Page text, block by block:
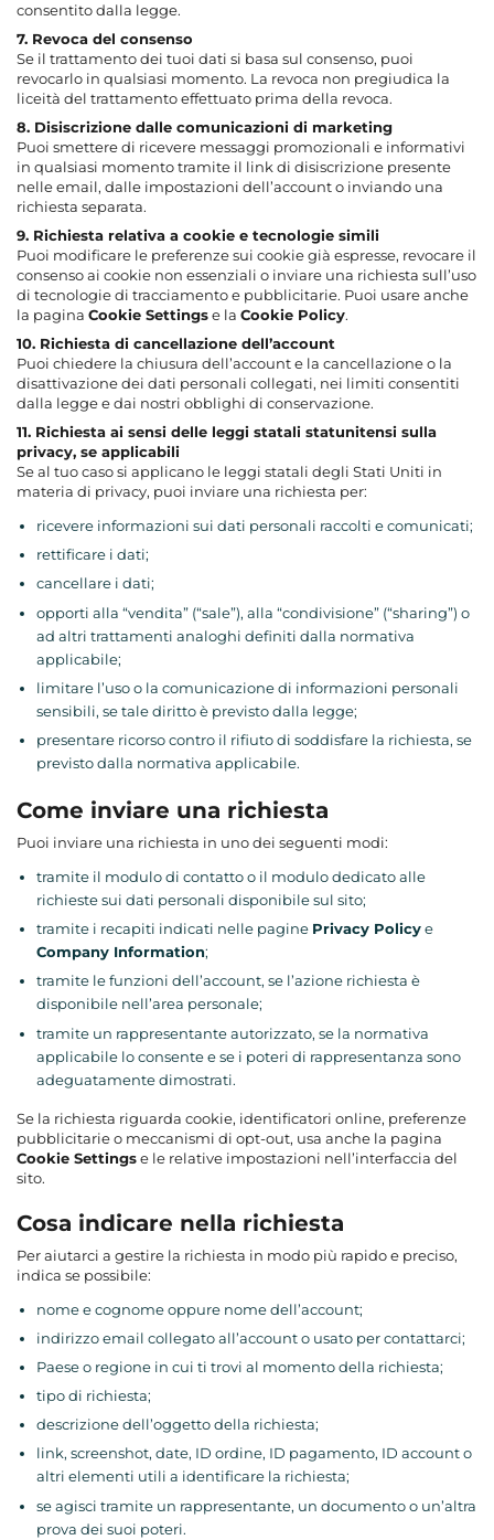
consentito dalla legge.
7. Revoca del consenso
Se il trattamento dei tuoi dati si basa sul consenso, puoi
revocarlo in qualsiasi momento. La revoca non pregiudica la
liceità del trattamento effettuato prima della revoca.
8. Disiscrizione dalle comunicazioni di marketing
Puoi smettere di ricevere messaggi promozionali e informativi
in qualsiasi momento tramite il link di disiscrizione presente
nelle email, dalle impostazioni dell’account o inviando una
richiesta separata.
9. Richiesta relativa a cookie e tecnologie simili
Puoi modificare le preferenze sui cookie già espresse, revocare il
consenso ai cookie non essenziali o inviare una richiesta sull’uso
di tecnologie di tracciamento e pubblicitarie. Puoi usare anche
la pagina Cookie Settingse la Cookie Policy.
10. Richiesta di cancellazione dell’account
Puoi chiedere la chiusura dell’account e la cancellazione o la
disattivazione dei dati personali collegati, nei limiti consentiti
dalla legge e dai nostri obblighi di conservazione.
11. Richiesta ai sensi delle leggi statali statunitensi sulla
privacy, se applicabili
Se al tuo caso si applicano le leggi statali degli Stati Uniti in
materia di privacy, puoi inviare una richiesta per:
ricevere informazioni sui dati personali raccolti e comunicati;
rettificare i dati;
cancellare i dati;
opporti alla “vendita” (“sale”), alla “condivisione” (“sharing”) o
ad altri trattamenti analoghi definiti dalla normativa
applicabile;
limitare l’uso o la comunicazione di informazioni personali
sensibili, se tale diritto è previsto dalla legge;
presentare ricorso contro il rifiuto di soddisfare la richiesta, se
previsto dalla normativa applicabile.
Come inviare una richiesta
Puoi inviare una richiesta in uno dei seguenti modi:
tramite il modulo di contatto o il modulo dedicato alle
richieste sui dati personali disponibile sul sito;
tramite i recapiti indicati nelle pagine Privacy Policye
Company Information;
tramite le funzioni dell’account, se l’azione richiesta è
disponibile nell’area personale;
tramite un rappresentante autorizzato, se la normativa
applicabile lo consente e se i poteri di rappresentanza sono
adeguatamente dimostrati.
Se la richiesta riguarda cookie, identificatori online, preferenze
pubblicitarie o meccanismi di opt-out, usa anche la pagina
Cookie Settingse le relative impostazioni nell’interfaccia del
sito.
Cosa indicare nella richiesta
Per aiutarci a gestire la richiesta in modo più rapido e preciso,
indica se possibile:
nome e cognome oppure nome dell’account;
indirizzo email collegato all’account o usato per contattarci;
Paese o regione in cui ti trovi al momento della richiesta;
tipo di richiesta;
descrizione dell’oggetto della richiesta;
link, screenshot, date, ID ordine, ID pagamento, ID account o
altri elementi utili a identificare la richiesta;
se agisci tramite un rappresentante, un documento o un’altra
prova dei suoi poteri.